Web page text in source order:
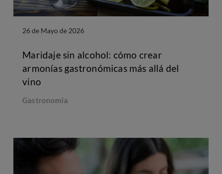
26 de Mayo de 2026
Maridaje sin alcohol: cómo crear
armonías gastronómicas más allá del
vino
Gastronomía